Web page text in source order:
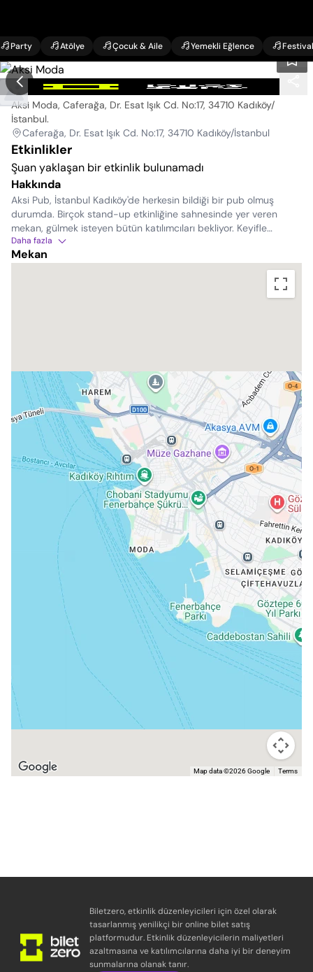
Party Atölye Çocuk & Aile Yemekli Eğlence Festival
Aksi Moda
Aksi Moda, Caferağa, Dr. Esat Işık Cd. No:17, 34710 Kadıköy/
İstanbul.
Caferağa, Dr. Esat Işık Cd. No:17, 34710 Kadıköy/İstanbul
Etkinlikler
Şuan yaklaşan bir etkinlik bulunamadı
Hakkında
Aksi Pub, İstanbul Kadıköy'de herkesin bildiği bir pub olmuş
durumda. Birçok stand-up etkinliğine sahnesinde yer veren
mekan, gülmek isteyen bütün katılımcıları bekliyor. Keyifle
içeceğinizi yudumlarken kahkahalara eşlik edebilirsiniz.
Daha fazla
Mekan
Map data ©2026 Google Terms
Biletzero, etkinlik düzenleyicileri için özel olarak
tasarlanmış yenilikçi bir online bilet satış
platformudur. Etkinlik düzenleyicilerin maliyetleri
azaltmasına ve katılımcılarına daha iyi bir deneyim
sunmalarına olanak tanır.